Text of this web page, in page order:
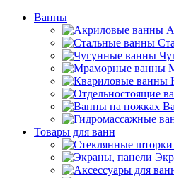
Ванны
Товары для ванн